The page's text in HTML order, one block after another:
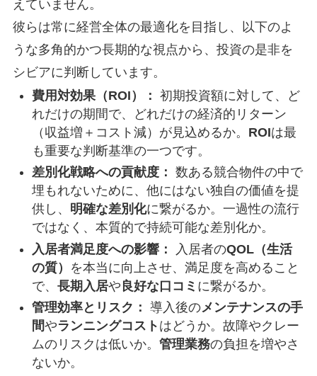
えていません。
彼らは常に経営全体の最適化を目指し、以下のよ
うな多角的かつ長期的な視点から、投資の是非を
シビアに判断しています。
費用対効果（ROI）： 初期投資額に対して、ど
れだけの期間で、どれだけの経済的リターン
（収益増＋コスト減）が見込めるか。 ROIは最
も重要な判断基準の一つです。
差別化戦略への貢献度： 数ある競合物件の中で
埋もれないために、他にはない独自の価値を提
供し、 明確な差別化に繋がるか。一過性の流行
ではなく、本質的で持続可能な差別化か。
入居者満足度への影響：
入居者のQOL（生活
の質）
を本当に向上させ、満足度を高めること
で、 長期入居や 良好な口コミ に繋がるか。
管理効率とリスク： 導入後のメンテナンスの手
間やランニングコスト はどうか。故障やクレー
ムのリスクは低いか。 管理業務の負担を増やさ
ないか。